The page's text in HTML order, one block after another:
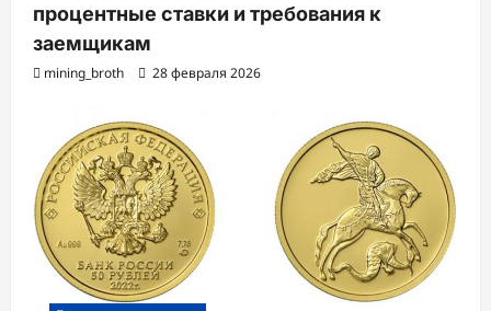
процентные ставки и требования к
заемщикам
mining_broth 28 февраля 2026